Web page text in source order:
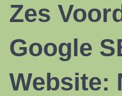
Zes
Google
Website: